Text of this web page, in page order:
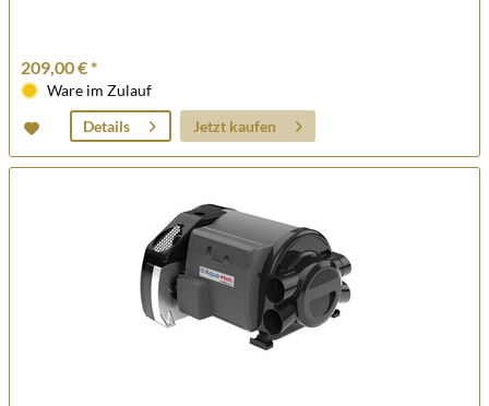
209,00 € *
Ware im Zulauf
Details
Jetzt kaufen